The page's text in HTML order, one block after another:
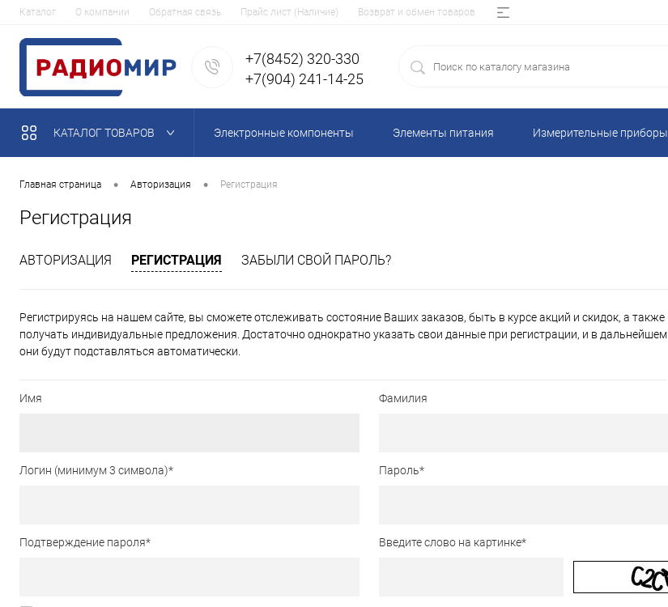
Каталог О компании Обратная связь Прайс лист (Наличие) Возврат и обмен товаров
+7(8452) 320-330
+7(904) 241-14-25
КАТАЛОГ ТОВАРОВ Электронные компоненты Элементы питания Измерительные приборы
Главная страница • Авторизация • Регистрация
Регистрация
АВТОРИЗАЦИЯ РЕГИСТРАЦИЯ ЗАБЫЛИ СВОЙ ПАРОЛЬ?
Регистрируясь на нашем сайте, вы сможете отслеживать состояние Ваших заказов, быть в курсе акций и скидок, а также
получать индивидуальные предложения. Достаточно однократно указать свои данные при регистрации, и в дальнейшем
они будут подставляться автоматически.
Имя Фамилия
Логин (минимум 3 символа)* Пароль*
Подтверждение пароля* Введите слово на картинке*